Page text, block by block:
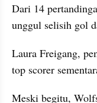
Dari 14
unggul selisih gol
Laura Freigang,
top scorer
Meski begitu,